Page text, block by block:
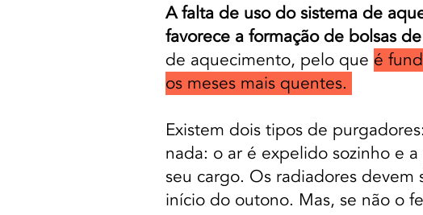
A falta de uso do sistema de
favorece a formação de bolsas
de aquecimento, pelo que é
os meses mais quentes.
Existem dois tipos de
nada: o ar é expelido sozinho e
seu cargo. Os radiadores
início do outono. Mas, se não o